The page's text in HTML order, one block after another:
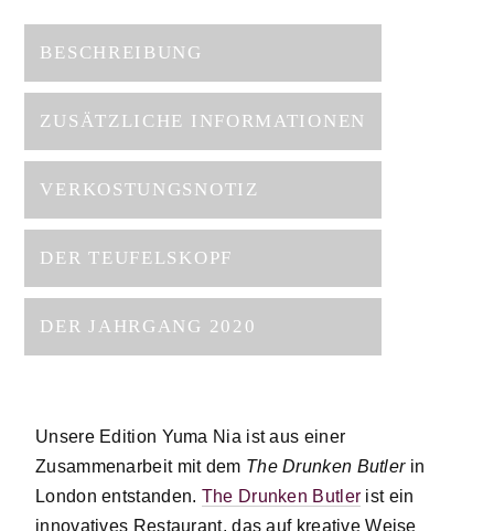
BESCHREIBUNG
ZUSÄTZLICHE INFORMATIONEN
VERKOSTUNGSNOTIZ
DER TEUFELSKOPF
DER JAHRGANG 2020
Unsere Edition Yuma Nia ist aus einer
Zusammenarbeit mit dem The Drunken Butlerin
London entstanden. The Drunken Butler ist ein
innovatives Restaurant, das auf kreative Weise